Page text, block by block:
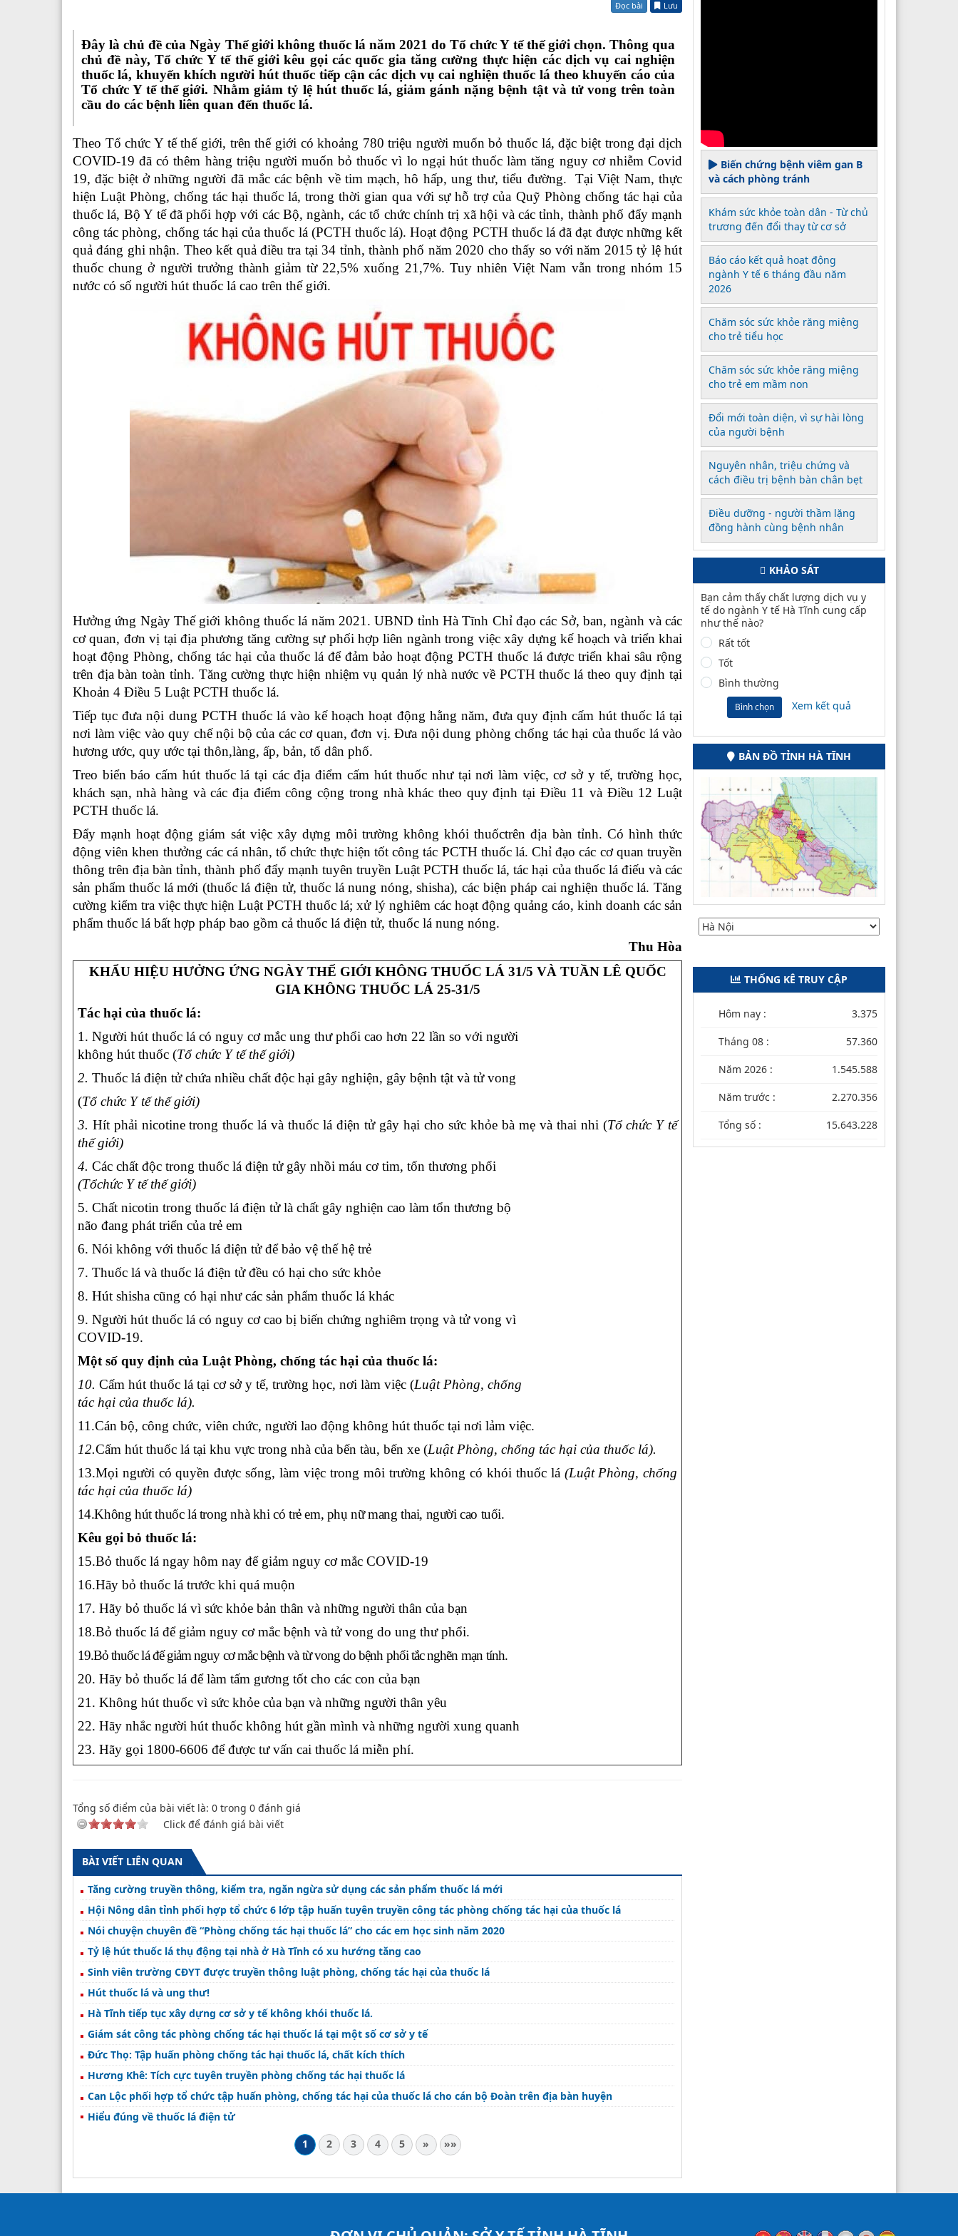
Đọc bài Lưu
Đây là chủ đề của Ngày Thế giới không thuốc lá năm 2021 do Tổ chức Y tế thế giới chọn. Thông qua
chủ đề này, Tổ chức Y tế thế giới kêu gọi các quốc gia tăng cường thực hiện các dịch vụ cai nghiện
thuốc lá, khuyến khích người hút thuốc tiếp cận các dịch vụ cai nghiện thuốc lá theo khuyến cáo của
Tổ chức Y tế thế giới. Nhằm giảm tỷ lệ hút thuốc lá, giảm gánh nặng bệnh tật và tử vong trên toàn
cầu do các bệnh liên quan đến thuốc lá.
Theo Tổ chức Y tế thế giới, trên thế giới có khoảng 780 triệu người muốn bỏthuốc lá, đặc biệt trong đại dịch
COVID-19 đã có thêm hàng triệu người muốn bỏ thuốc vì lo ngại hút thuốc làm tăng nguy cơ nhiễm Covid
19, đặc biệt ở những người đã mắc các bệnh về tim mạch, hô hấp, ung thư, tiểu đường. Tại Việt Nam, thực
hiện Luật Phòng, chống tác hại thuốc lá, trong thời gian qua với sự hỗ trợ của Quỹ Phòng chống tác hại của
thuốc lá, Bộ Y tế đã phối hợp với các Bộ, ngành, các tổ chức chính trị xã hội và các tỉnh, thành phố đẩy mạnh
công tác phòng, chống tác hại của thuốc lá (PCTH thuốc lá). Hoạt động PCTH thuốc lá đã đạt được những kết
quả đáng ghi nhận. Theo kết quả điều tra tại 34 tỉnh, thành phố năm 2020 cho thấy so với năm 2015 tỷ lệ hút
thuốc chung ở người trưởng thành giảm từ 22,5% xuống 21,7%. Tuy nhiên Việt Nam vẫn trong nhóm 15
nước có số người hút thuốc lá cao trên thế giới.
Hưởng ứng Ngày Thế giới không thuốc lá năm 2021. UBND tỉnh Hà Tĩnh Chỉ đạo các Sở, ban, ngành và các
cơ quan, đơn vị tại địa phương tăng cường sự phối hợp liên ngành trong việc xây dựng kế hoạch và triển khai
hoạt động Phòng, chống tác hại của thuốc lá để đảm bảo hoạt động PCTH thuốc lá được triển khai sâu rộng
trên địa bàn toàn tỉnh. Tăng cường thực hiện nhiệm vụ quản lý nhà nước về PCTH thuốc lá theo quy định tại
Khoản 4 Điều 5 Luật PCTH thuốc lá.
Tiếp tục đưa nội dung PCTH thuốc lá vào kế hoạch hoạt động hằng năm, đưa quy định cấm hút thuốc lá tại
nơi làm việc vào quy chế nội bộ của các cơ quan, đơn vị. Đưa nội dung phòng chống tác hại của thuốc lá vào
hương ước, quy ước tại thôn,làng, ấp, bản, tổ dân phố.
Treo biển báo cấm hút thuốc lá tại các địa điểm cấm hút thuốc như tại nơi làm việc, cơ sở y tế, trường học,
khách sạn, nhà hàng và các địa điểm công cộng trong nhà khác theo quy định tại Điều 11 và Điều 12 Luật
PCTH thuốc lá.
Đẩy mạnh hoạt động giám sát việc xây dựng môi trường không khói thuốctrên địa bàn tỉnh. Có hình thức
động viên khen thưởng các cá nhân, tổ chức thực hiện tốt công tác PCTH thuốc lá.Chỉ đạo các cơ quan truyền
thông trên địa bàn tỉnh, thành phố đẩy mạnh tuyên truyền Luật PCTH thuốc lá, tác hại của thuốc lá điếu và các
sản phẩm thuốc lá mới (thuốc lá điện tử, thuốc lá nung nóng, shisha), các biện pháp cai nghiện thuốc lá. Tăng
cường kiểm tra việc thực hiện Luật PCTH thuốc lá; xử lý nghiêm các hoạt động quảng cáo, kinh doanh các sản
phẩm thuốc lá bất hợp pháp bao gồm cả thuốc lá điện tử, thuốc lá nung nóng.
Thu Hòa
KHẨU HIỆU HƯỞNG ỨNG NGÀY THẾ GIỚI KHÔNG THUỐC LÁ 31/5 VÀ TUẦN LÊ QUỐC
GIA KHÔNG THUỐC LÁ 25-31/5
Tác hại của thuốc lá:
1. Người hút thuốc lá có nguy cơ mắc ung thư phổi cao hơn 22 lần so với người
không hút thuốc (Tổ chức Y tế thế giới)
2. Thuốc lá điện tử chứa nhiều chất độc hại gây nghiện, gây bệnh tật và tử vong
(Tổ chức Y tế thế giới)
3. Hít phải nicotine trong thuốc lá và thuốc lá điện tử gây hại cho sức khỏe bà mẹ và thai nhi (Tổ chức Y tế
thế giới)
4. Các chất độc trong thuốc lá điện tử gây nhồi máu cơ tim, tổn thương phổi
(Tổchức Y tế thế giới)
5. Chất nicotin trong thuốc lá điện tử là chất gây nghiện cao làm tổn thương bộ
não đang phát triển của trẻ em
6. Nói không với thuốc lá điện tử để bảo vệ thế hệ trẻ
7. Thuốc lá và thuốc lá điện tử đều có hại cho sức khỏe
8. Hút shisha cũng có hại như các sản phẩm thuốc lá khác
9. Người hút thuốc lá có nguy cơ cao bị biến chứng nghiêm trọng và tử vong vì
COVID-19.
Một số quy định của Luật Phòng, chống tác hại của thuốc lá:
10. Cấm hút thuốc lá tại cơ sở y tế, trường học, nơi làm việc (Luật Phòng, chống
tác hại của thuốc lá).
11.Cán bộ, công chức, viên chức, người lao động không hút thuốc tại nơi lảm việc.
12.Cấm hút thuốc lá tại khu vực trong nhà của bến tàu, bến xe (Luật Phòng, chống tác hại của thuốc lá).
13.Mọi người có quyền được sống, làm việc trong môi trường không có khói thuốc lá (Luật Phòng, chống
tác hại của thuốc lá)
14.Không hút thuốc lá trong nhà khi có trẻ em, phụ nữ mang thai, người cao tuổi.
Kêu gọi bỏ thuốc lá:
15.Bỏ thuốc lá ngay hôm nay để giảm nguy cơ mắc COVID-19
16.Hãy bỏ thuốc lá trước khi quá muộn
17. Hãy bỏ thuốc lá vì sức khỏe bản thân và những người thân của bạn
18.Bỏ thuốc lá để giảm nguy cơ mắc bệnh và tử vong do ung thư phổi.
19.Bỏ thuốc lá đế giảm nguy cơ mắc bệnh và từ vong do bệnh phổi tắc nghẽn mạn tính.
20. Hãy bỏ thuốc lá để làm tấm gương tốt cho các con của bạn
21. Không hút thuốc vì sức khỏe của bạn và những người thân yêu
22. Hãy nhắc người hút thuốc không hút gần mình và những người xung quanh
23. Hãy gọi 1800-6606 để được tư vấn cai thuốc lá miễn phí.
Tổng số điểm của bài viết là: 0 trong 0 đánh giá
Click để đánh giá bài viết
BÀI VIẾT LIÊN QUAN
Tăng cường truyền thông, kiểm tra, ngăn ngừa sử dụng các sản phẩm thuốc lá mới
Hội Nông dân tỉnh phối hợp tổ chức 6 lớp tập huấn tuyên truyền công tác phòng chống tác hại của thuốc lá
Nói chuyện chuyên đề “Phòng chống tác hại thuốc lá” cho các em học sinh năm 2020
Tỷ lệ hút thuốc lá thụ động tại nhà ở Hà Tĩnh có xu hướng tăng cao
Sinh viên trường CĐYT được truyền thông luật phòng, chống tác hại của thuốc lá
Hút thuốc lá và ung thư!
Hà Tĩnh tiếp tục xây dựng cơ sở y tế không khói thuốc lá.
Giám sát công tác phòng chống tác hại thuốc lá tại một số cơ sở y tế
Đức Thọ: Tập huấn phòng chống tác hại thuốc lá, chất kích thích
Hương Khê: Tích cực tuyên truyền phòng chống tác hại thuốc lá
Can Lộc phối hợp tổ chức tập huấn phòng, chống tác hại của thuốc lá cho cán bộ Đoàn trên địa bàn huyện
Hiểu đúng về thuốc lá điện tử
1
2 3 4 5 » »»
Biến chứng bệnh viêm gan B
và cách phòng tránh
Khám sức khỏe toàn dân - Từ chủ
trương đến đổi thay từ cơ sở
Báo cáo kết quả hoạt động
ngành Y tế 6 tháng đầu năm
2026
Chăm sóc sức khỏe răng miệng
cho trẻ tiểu học
Chăm sóc sức khỏe răng miệng
cho trẻ em mầm non
Đổi mới toàn diện, vì sự hài lòng
của người bệnh
Nguyên nhân, triệu chứng và
cách điều trị bệnh bàn chân bẹt
Điều dưỡng - người thầm lặng
đồng hành cùng bệnh nhân
KHẢO SÁT
Bạn cảm thấy chất lượng dịch vụ y
tế do ngành Y tế Hà Tĩnh cung cấp
như thế nào?
Rất tốt
Tốt
Bình thường
Bình chọn Xem kết quả
BẢN ĐỒ TỈNH HÀ TĨNH
THỐNG KÊ TRUY CẬP
Hôm nay : 3.375
Tháng 08 : 57.360
Năm 2026 : 1.545.588
Năm trước : 2.270.356
Tổng số : 15.643.228